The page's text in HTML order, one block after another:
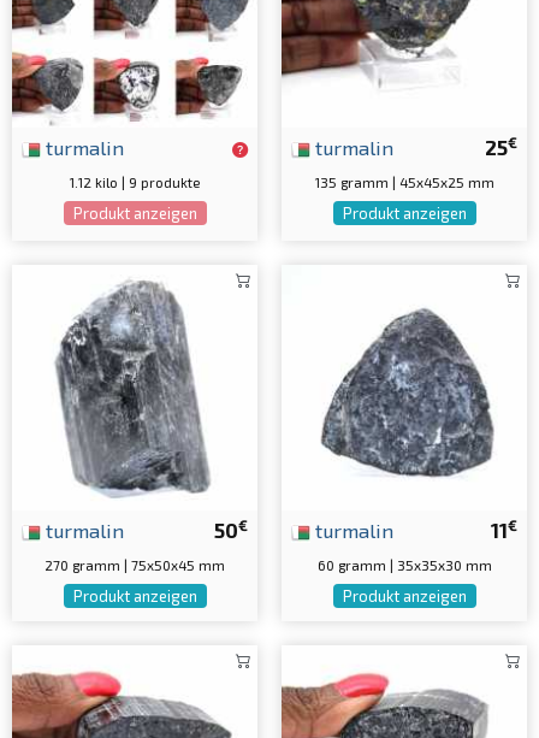
turmalin
1.12 kilo | 9 produkte
Produkt anzeigen
25€
turmalin
135 gramm | 45x45x25 mm
Produkt anzeigen
50€
turmalin
270 gramm | 75x50x45 mm
Produkt anzeigen
11€
turmalin
60 gramm | 35x35x30 mm
Produkt anzeigen